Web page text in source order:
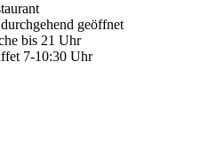
geöffnet
bis 21 Uhr
7-10:30 Uhr